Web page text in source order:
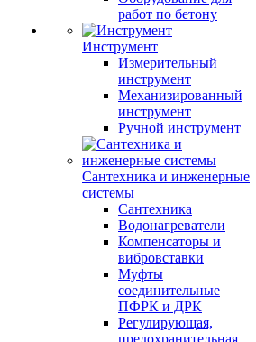
работ по бетону
Инструмент
Измерительный
инструмент
Механизированный
инструмент
Ручной инструмент
Сантехника и инженерные
системы
Сантехника
Водонагреватели
Компенсаторы и
вибровставки
Муфты
соединительные
ПФРК и ДРК
Регулирующая,
предохранительная